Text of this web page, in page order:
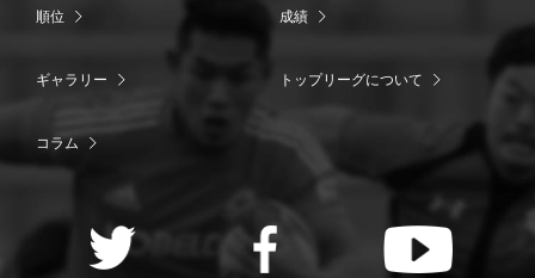
順位 成績
ギャラリー トップリーグについて
コラム